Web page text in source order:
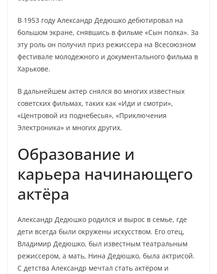
В 1953 году Александр Дедюшко дебютировал на
большом экране, снявшись в фильме «Сын полка». За
эту роль он получил приз режиссера на Всесоюзном
фестивале молодежного и документального фильма в
Харькове.
В дальнейшем актер снялся во многих известных
советских фильмах, таких как «Иди и смотри»,
«Центровой из поднебесья», «Приключения
Электроника» и многих других.
Образование и
карьера начинающего
актёра
Александр Дедюшко родился и вырос в семье, где
дети всегда были окружены искусством. Его отец,
Владимир Дедюшко, был известным театральным
режиссером, а мать, Нина Дедюшко, была актрисой.
С детства Александр мечтал стать актёром и